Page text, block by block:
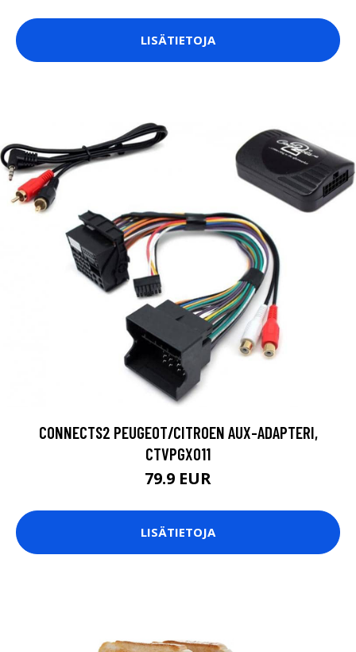
LISÄTIETOJA
CONNECTS2 PEUGEOT/CITROEN AUX-ADAPTERI,
CTVPGX011
79.9 EUR
LISÄTIETOJA